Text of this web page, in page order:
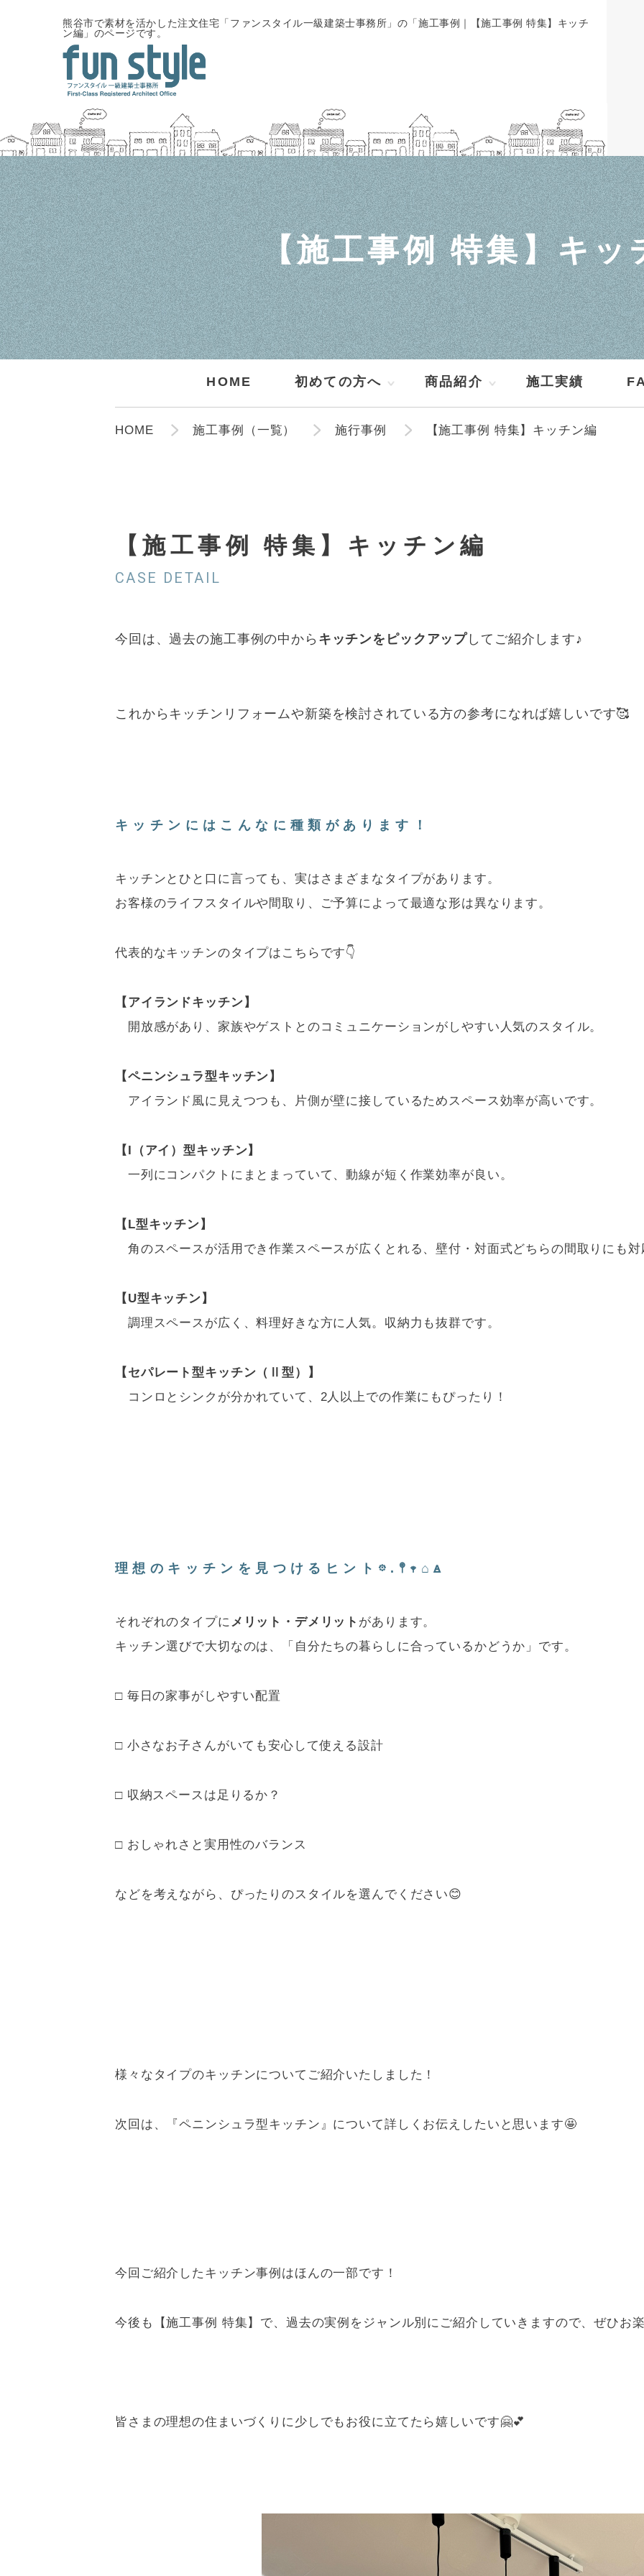
熊谷市で素材を活かした注文住宅「ファンスタイル一級建築士事務所」の「施工事例｜【施工事例 特集】キッチ
ン編」のページです。
【施工事例 特集】キッ
HOME 初めての方へ 商品紹介 施工実績
HOME 施工事例（一覧） 施行事例 【施工事例 特集】キッチン編
【施工事例 特集】キッチン編
CASE DETAIL
今回は、過去の施工事例の中から キッチンをピックアップ してご紹介します♪
これからキッチンリフォームや新築を検討されている方の参考になれば嬉しいです🥰
キッチンにはこんなに種類があります！
キッチンとひと口に言っても、実はさまざまなタイプがあります。
お客様のライフスタイルや間取り、ご予算によって最適な形は異なります。
代表的なキッチンのタイプはこちらです👇
【アイランドキッチン】
開放感があり、家族やゲストとのコミュニケーションがしやすい人気のスタイル。
【ペニンシュラ型キッチン】
アイランド風に見えつつも、片側が壁に接しているためスペース効率が高いです。
【I（アイ）型キッチン】
一列にコンパクトにまとまっていて、動線が短く作業効率が良い。
【L型キッチン】
角のスペースが活用でき作業スペースが広くとれる、壁付・対面式どちらの間取りにも対
【U型キッチン】
調理スペースが広く、料理好きな方に人気。収納力も抜群です。
【セパレート型キッチン（Ⅱ型）】
コンロとシンクが分かれていて、2人以上での作業にもぴったり！
理想のキッチンを見つけるヒント𖡼.𖤣𖥧⌂ꙙ
それぞれのタイプにメリット・デメリット があります。
キッチン選びで大切なのは、「自分たちの暮らしに合っているかどうか」です。
□ 毎日の家事がしやすい配置
□ 小さなお子さんがいても安心して使える設計
□ 収納スペースは足りるか？
□ おしゃれさと実用性のバランス
などを考えながら、ぴったりのスタイルを選んでください😊
様々なタイプのキッチンについてご紹介いたしました！
次回は、『ペニンシュラ型キッチン』について詳しくお伝えしたいと思います🤩
今回ご紹介したキッチン事例はほんの一部です！
今後も【施工事例 特集】で、過去の実例をジャンル別にご紹介していきますので、ぜひお
皆さまの理想の住まいづくりに少しでもお役に立てたら嬉しいです🤗💕